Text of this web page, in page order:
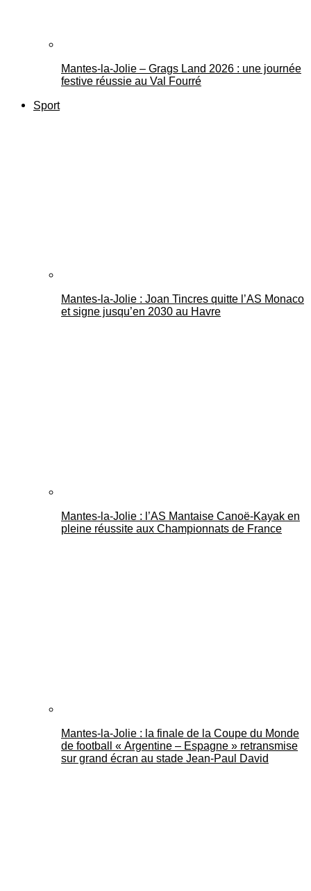
Mantes-la-Jolie – Grags Land 2026 : une journée
festive réussie au Val Fourré
Sport
Mantes-la-Jolie : Joan Tincres quitte l’AS Monaco
et signe jusqu’en 2030 au Havre
Mantes-la-Jolie : l’AS Mantaise Canoë‑Kayak en
pleine réussite aux Championnats de France
Mantes-la-Jolie : la finale de la Coupe du Monde
de football « Argentine – Espagne » retransmise
sur grand écran au stade Jean-Paul David